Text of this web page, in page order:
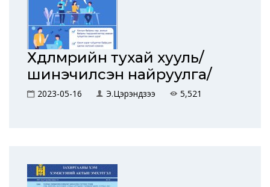
Хөдөлмөрийн тухай хууль/
шинэчилсэн найруулга/
2023-05-16 Э.Цэрэндүзээ 5,521